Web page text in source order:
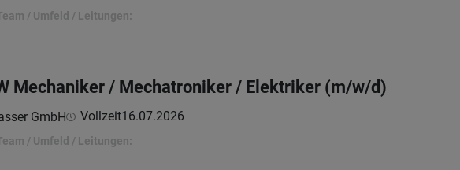
/ Umfeld / Leitungen:
Mechaniker / Mechatroniker / Elektriker (m/w/d)
GmbH Vollzeit16.07.2026
/ Umfeld / Leitungen: